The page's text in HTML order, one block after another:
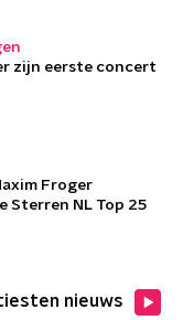
zijn eerste concert
Froger
Sterren NL Top 25
nieuws